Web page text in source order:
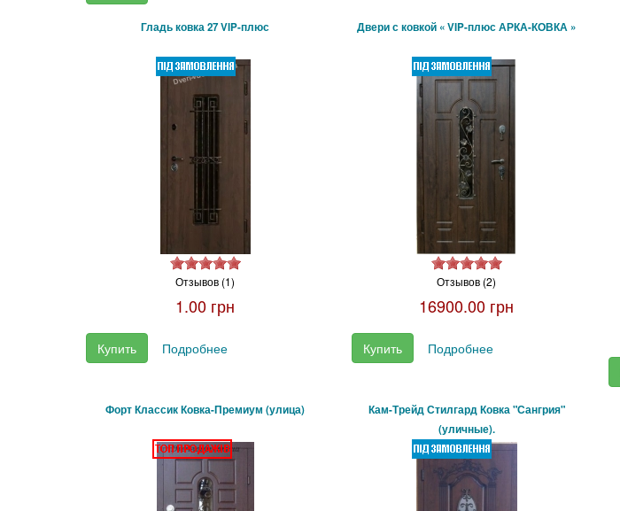
Гладь ковка 27 VIP-плюс
Отзывов (1)
1.00 грн
Купить Подробнее
Двери с ковкой « VIP-плюс АРКА-КОВКА »
Отзывов (2)
16900.00 грн
Купить Подробнее
Форт Классик Ковка-Премиум (улица)
Кам-Трейд Стилгард Ковка "Сангрия"
(уличные).